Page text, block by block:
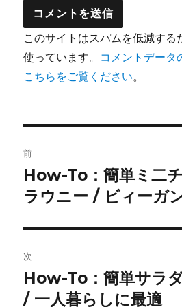
このサイトはスパムを低減す
使っています。 コメントデータ
こちらをご覧ください。
稿
ナ
ビ
ゲ
ー
前
前
の
稿:
How-To：簡単ミ二
ラウニー / ビィーガ
次
次
の
How-To：簡単サラ
/ 一人暮らしに最適